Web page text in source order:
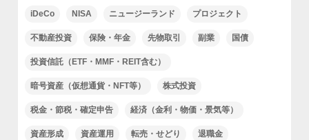
iDeCo NISA ニュージーランド プロジェクト
不動産投資 保険・年金 先物取引 副業 国債
投資信託（ETF・MMF・REIT含む）
暗号資産（仮想通貨・NFT等） 株式投資
税金・節税・確定申告 経済（金利・物価・景気等）
資産形成 資産運用 転売・せどり 退職金